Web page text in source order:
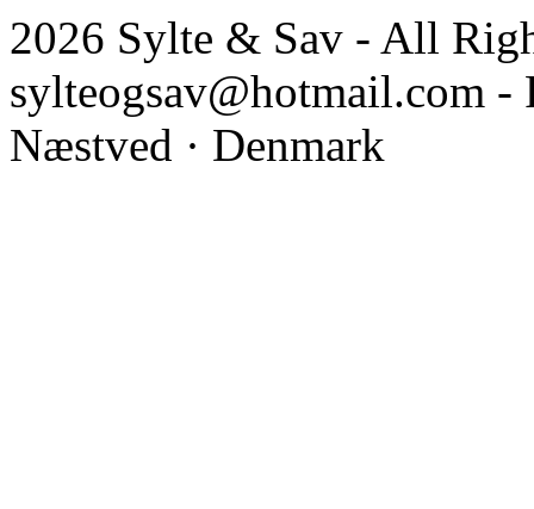
2026 Sylte & Sav - All
sylteogsav@hotmail.com
Næstved · Denmark